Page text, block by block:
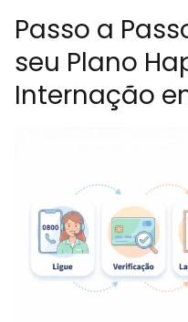
Passo a
seu Plano
Internação